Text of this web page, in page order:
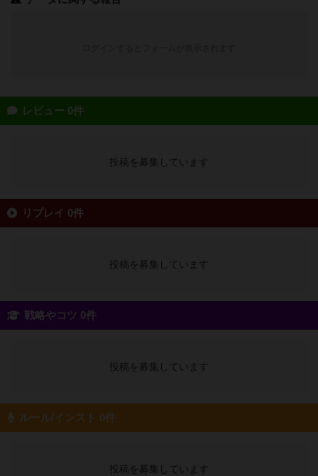
レビュー 0件
投稿を募集しています
リプレイ 0件
投稿を募集しています
戦略やコツ 0件
投稿を募集しています
ルール/インスト 0件
投稿を募集しています